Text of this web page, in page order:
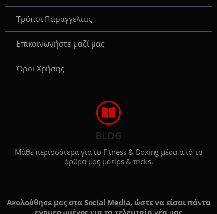
Τρόποι Παραγγελίας
Eπικοινωνήστε μαζί μας
Όροι Χρήσης
BLOG
Μάθε περισσότερα για το Fitness & Boxing μέσα από τα
άρθρα μας με tips & tricks.
Ακολούθησε μας στα Social Media, ώστε να είσαι πάντα
ενημερωμένος για τα τελευταία νέα μας